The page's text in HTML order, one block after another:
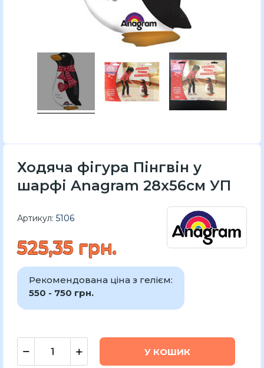
Ходяча фігура Пінгвін у
шарфі Anagram 28x56см УП
Артикул: 5106
525,35 грн.
Рекомендована ціна з гелієм:
550 - 750 грн.
У КОШИК